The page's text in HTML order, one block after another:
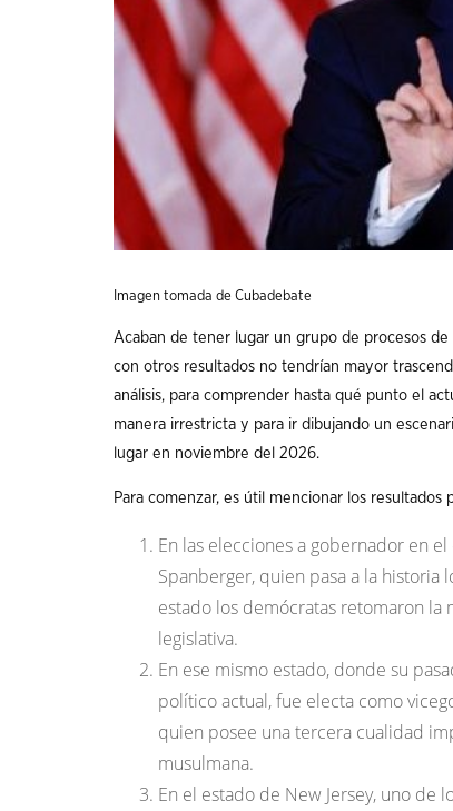
Imagen tomada de Cubadebate
Acaban de tener lugar un grupo de procesos
con otros resultados no tendrían mayor
análisis, para comprender hasta qué punto el
manera irrestricta y para ir dibujando un
lugar en noviembre del 2026.
Para comenzar, es útil mencionar los
En las elecciones a gobernador en
Spanberger, quien pasa a la
estado los demócratas retomaron la
legislativa.
En ese mismo estado, donde su
político actual, fue electa como
quien posee una tercera cualidad
musulmana.
En el estado de New Jersey, uno de